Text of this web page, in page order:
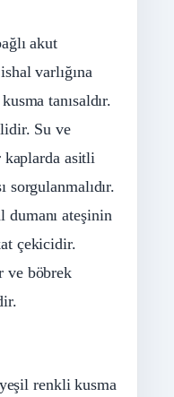
akut
varlığına
tanısaldır.
Su ve
kaplarda asitli
sorgulanmalıdır.
ateşinin
çekicidir.
ve böbrek
renkli kusma